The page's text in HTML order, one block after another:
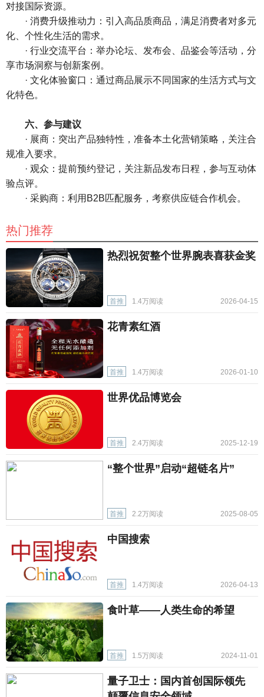
对接国际资源。
· 消费升级推动力：引入高品质商品，满足消费者对多元
化、个性化生活的需求。
· 行业交流平台：举办论坛、发布会、品鉴会等活动，分
享市场洞察与创新案例。
· 文化体验窗口：通过商品展示不同国家的生活方式与文
化特色。
六、参与建议
· 展商：突出产品独特性，准备本土化营销策略，关注合
规准入要求。
· 观众：提前预约登记，关注新品发布日程，参与互动体
验点评。
· 采购商：利用B2B匹配服务，考察供应链合作机会。
热门推荐
热烈祝贺整个世界腕表喜获金奖
首推 1.4万阅读 2026-04-15
花青素红酒
首推 1.4万阅读 2026-01-10
世界优品博览会
首推 2.4万阅读 2025-12-19
“整个世界”启动“超链名片”
首推 2.2万阅读 2025-08-05
中国搜索
首推 1.4万阅读 2026-04-13
食叶草——人类生命的希望
首推 1.5万阅读 2024-11-01
量子卫士：国内首创国际领先